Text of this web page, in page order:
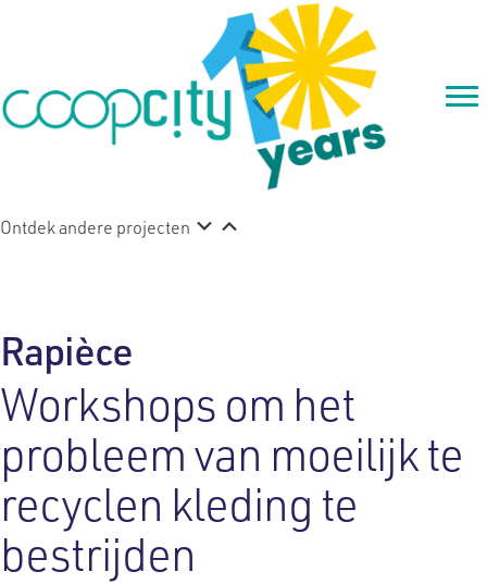
Ontdek andere projecten
Rapièce
Workshops om het
probleem van moeilijk te
recyclen kleding te
bestrijden